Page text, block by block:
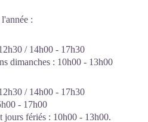
la région et vous conseille sur
proposés par ses partenaires.
votre séjour.
association loi 1901 qui a pour
gestion de l'information,
la destination, mise en réseau et
pros (vers le classement et la
:
/ 14h00 - 17h30
dimanches : 10h00 - 13h00
/ 14h00 - 17h30
- 17h00
jours fériés : 10h00 - 13h00.